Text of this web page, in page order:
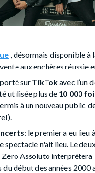
, désormais disponible à
aux enchères réussie
sur TikTokavec l’un
utilisée plus de 10 000
à un nouveau public
: le premier a eu lieu
spectacle n'ait lieu. Le
Zero Assoluto
début des années 2000